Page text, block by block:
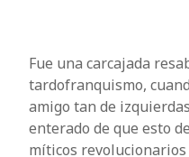
Fue una carcajada
tardofranquismo,
amigo tan de
enterado de que esto
míticos revolucionarios